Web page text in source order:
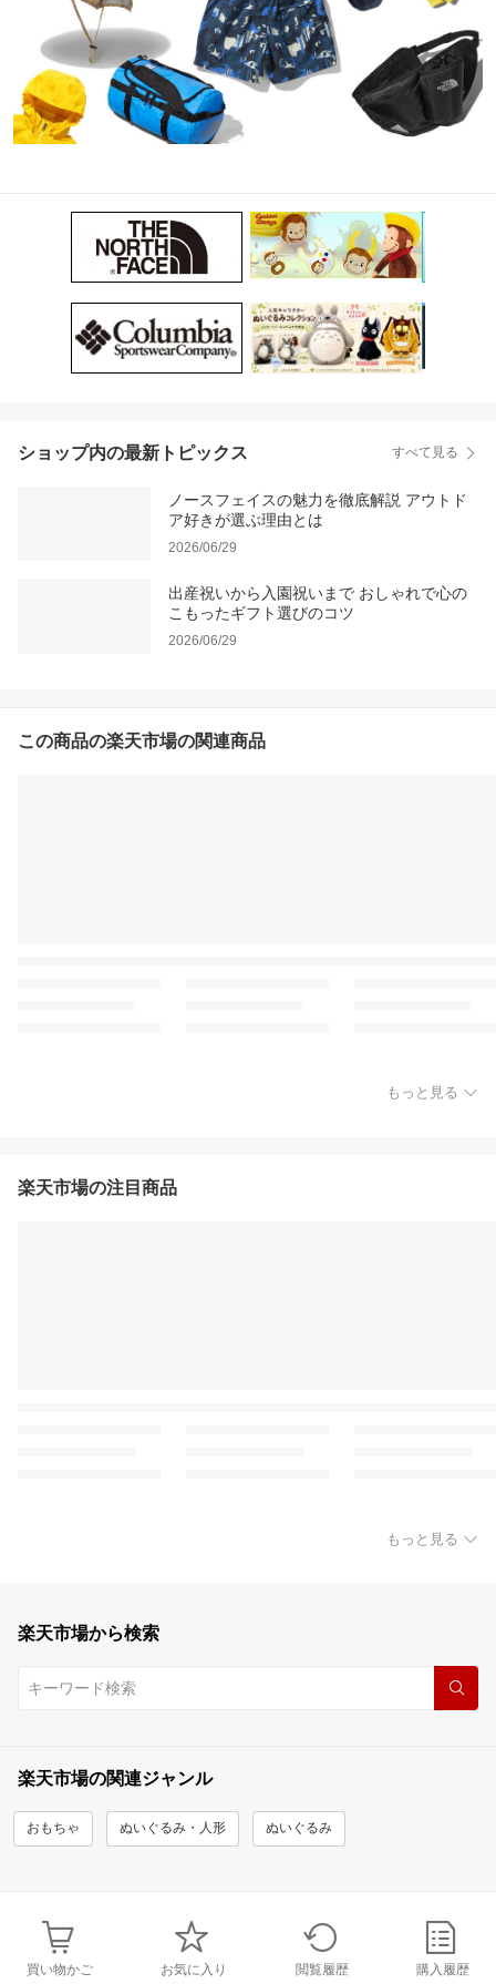
ショップ内の最新トピックス すべて見る
ノースフェイスの魅力を徹底解説 アウトド
ア好きが選ぶ理由とは
2026/06/29
出産祝いから入園祝いまで おしゃれで心の
こもったギフト選びのコツ
2026/06/29
この商品の楽天市場の関連商品
もっと見る
楽天市場の注目商品
もっと見る
楽天市場から検索
楽天市場の関連ジャンル
おもちゃ ぬいぐるみ・人形 ぬいぐるみ
買い物かご お気に入り 閲覧履歴 購入履歴